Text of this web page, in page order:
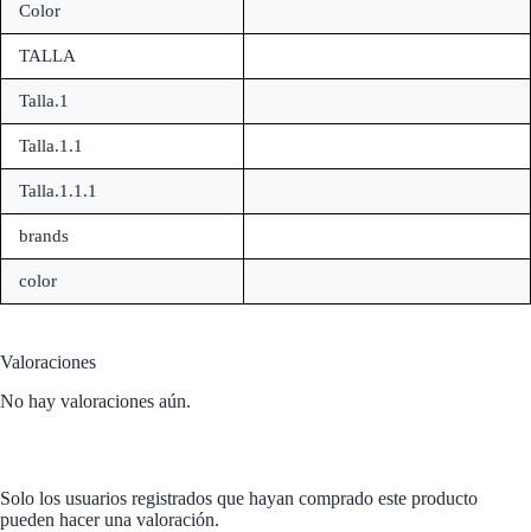
Color
TALLA
Talla.1
Talla.1.1
Talla.1.1.1
brands
color
Valoraciones
No hay valoraciones aún.
Solo los usuarios registrados que hayan comprado este producto
pueden hacer una valoración.